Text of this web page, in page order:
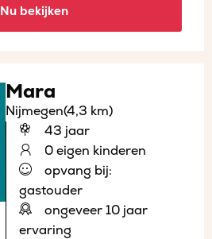
Nu bekijken
Mara
Nijmegen(4,3 km)
43 jaar
0 eigen kinderen
opvang bij:
gastouder
ongeveer 10 jaar
ervaring